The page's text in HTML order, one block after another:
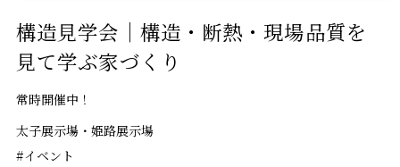
構造見学会｜構造・断熱・現場品質を
見て学ぶ家づくり
常時開催中！
太子展示場・姫路展示場
#イベント